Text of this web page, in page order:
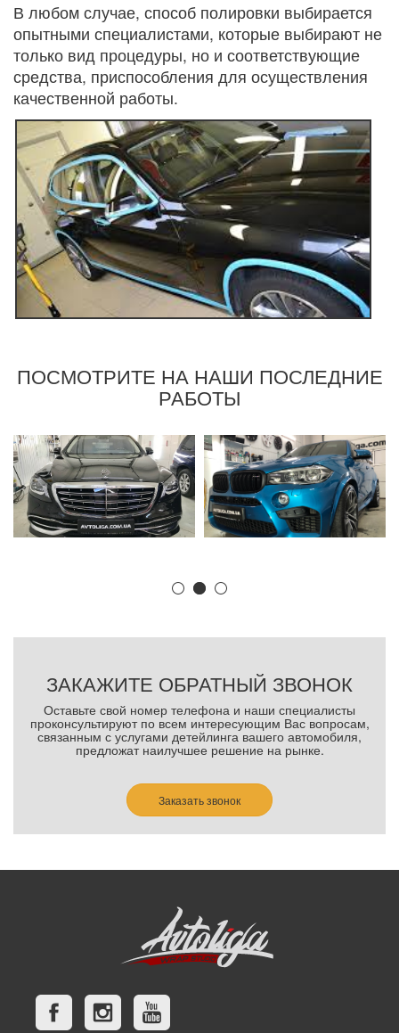
В любом случае, способ полировки выбирается
опытными специалистами, которые выбирают не
только вид процедуры, но и соответствующие
средства, приспособления для осуществления
качественной работы.
ПОСМОТРИТЕ НА НАШИ ПОСЛЕДНИЕ
РАБОТЫ
ЗАКАЖИТЕ ОБРАТНЫЙ ЗВОНОК
Оставьте свой номер телефона и наши специалисты
проконсультируют по всем интересующим Вас вопросам,
связанным с услугами детейлинга вашего автомобиля,
предложат наилучшее решение на рынке.
Заказать звонок